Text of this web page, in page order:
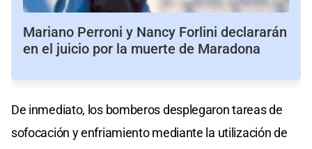
Mariano Perroni y Nancy Forlini declararán
en el juicio por la muerte de Maradona
De inmediato, los bomberos desplegaron tareas de
sofocación y enfriamiento mediante la utilización de